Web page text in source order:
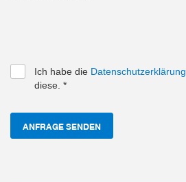
Ich habe die Datenschutzerklärung
diese. *
ANFRAGE SENDEN